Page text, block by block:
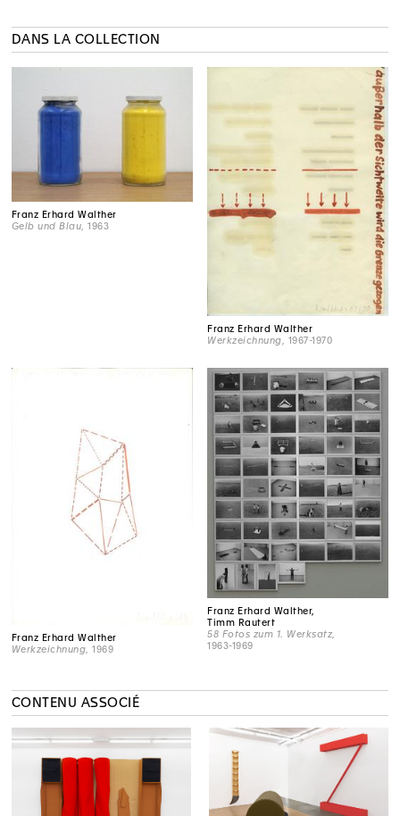
DANS LA COLLECTION
Franz Erhard Walther
Gelb und Blau , 1963
Franz Erhard Walther
Werkzeichnung , 1967-1970
Franz Erhard Walther
Werkzeichnung , 1969
Franz Erhard Walther,
Timm Rautert
58 Fotos zum 1. Werksatz
1963-1969
CONTENU ASSOCIÉ